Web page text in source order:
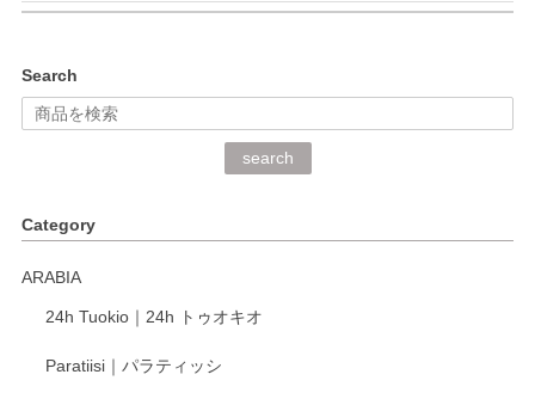
深さや大きさがとてもちょうど良く、手に馴染み、洗いやす
く、他の柄も何枚かこちらで買い、毎食時に使用していま
く交換して下さいました。
がとうございます。 同じシリーズの器を揃えて
います。 温かいお言葉をいただき、ありがとう
Search
search
Category
ARABIA
24h Tuokio｜24h トゥオキオ
Paratiisi｜パラティッシ